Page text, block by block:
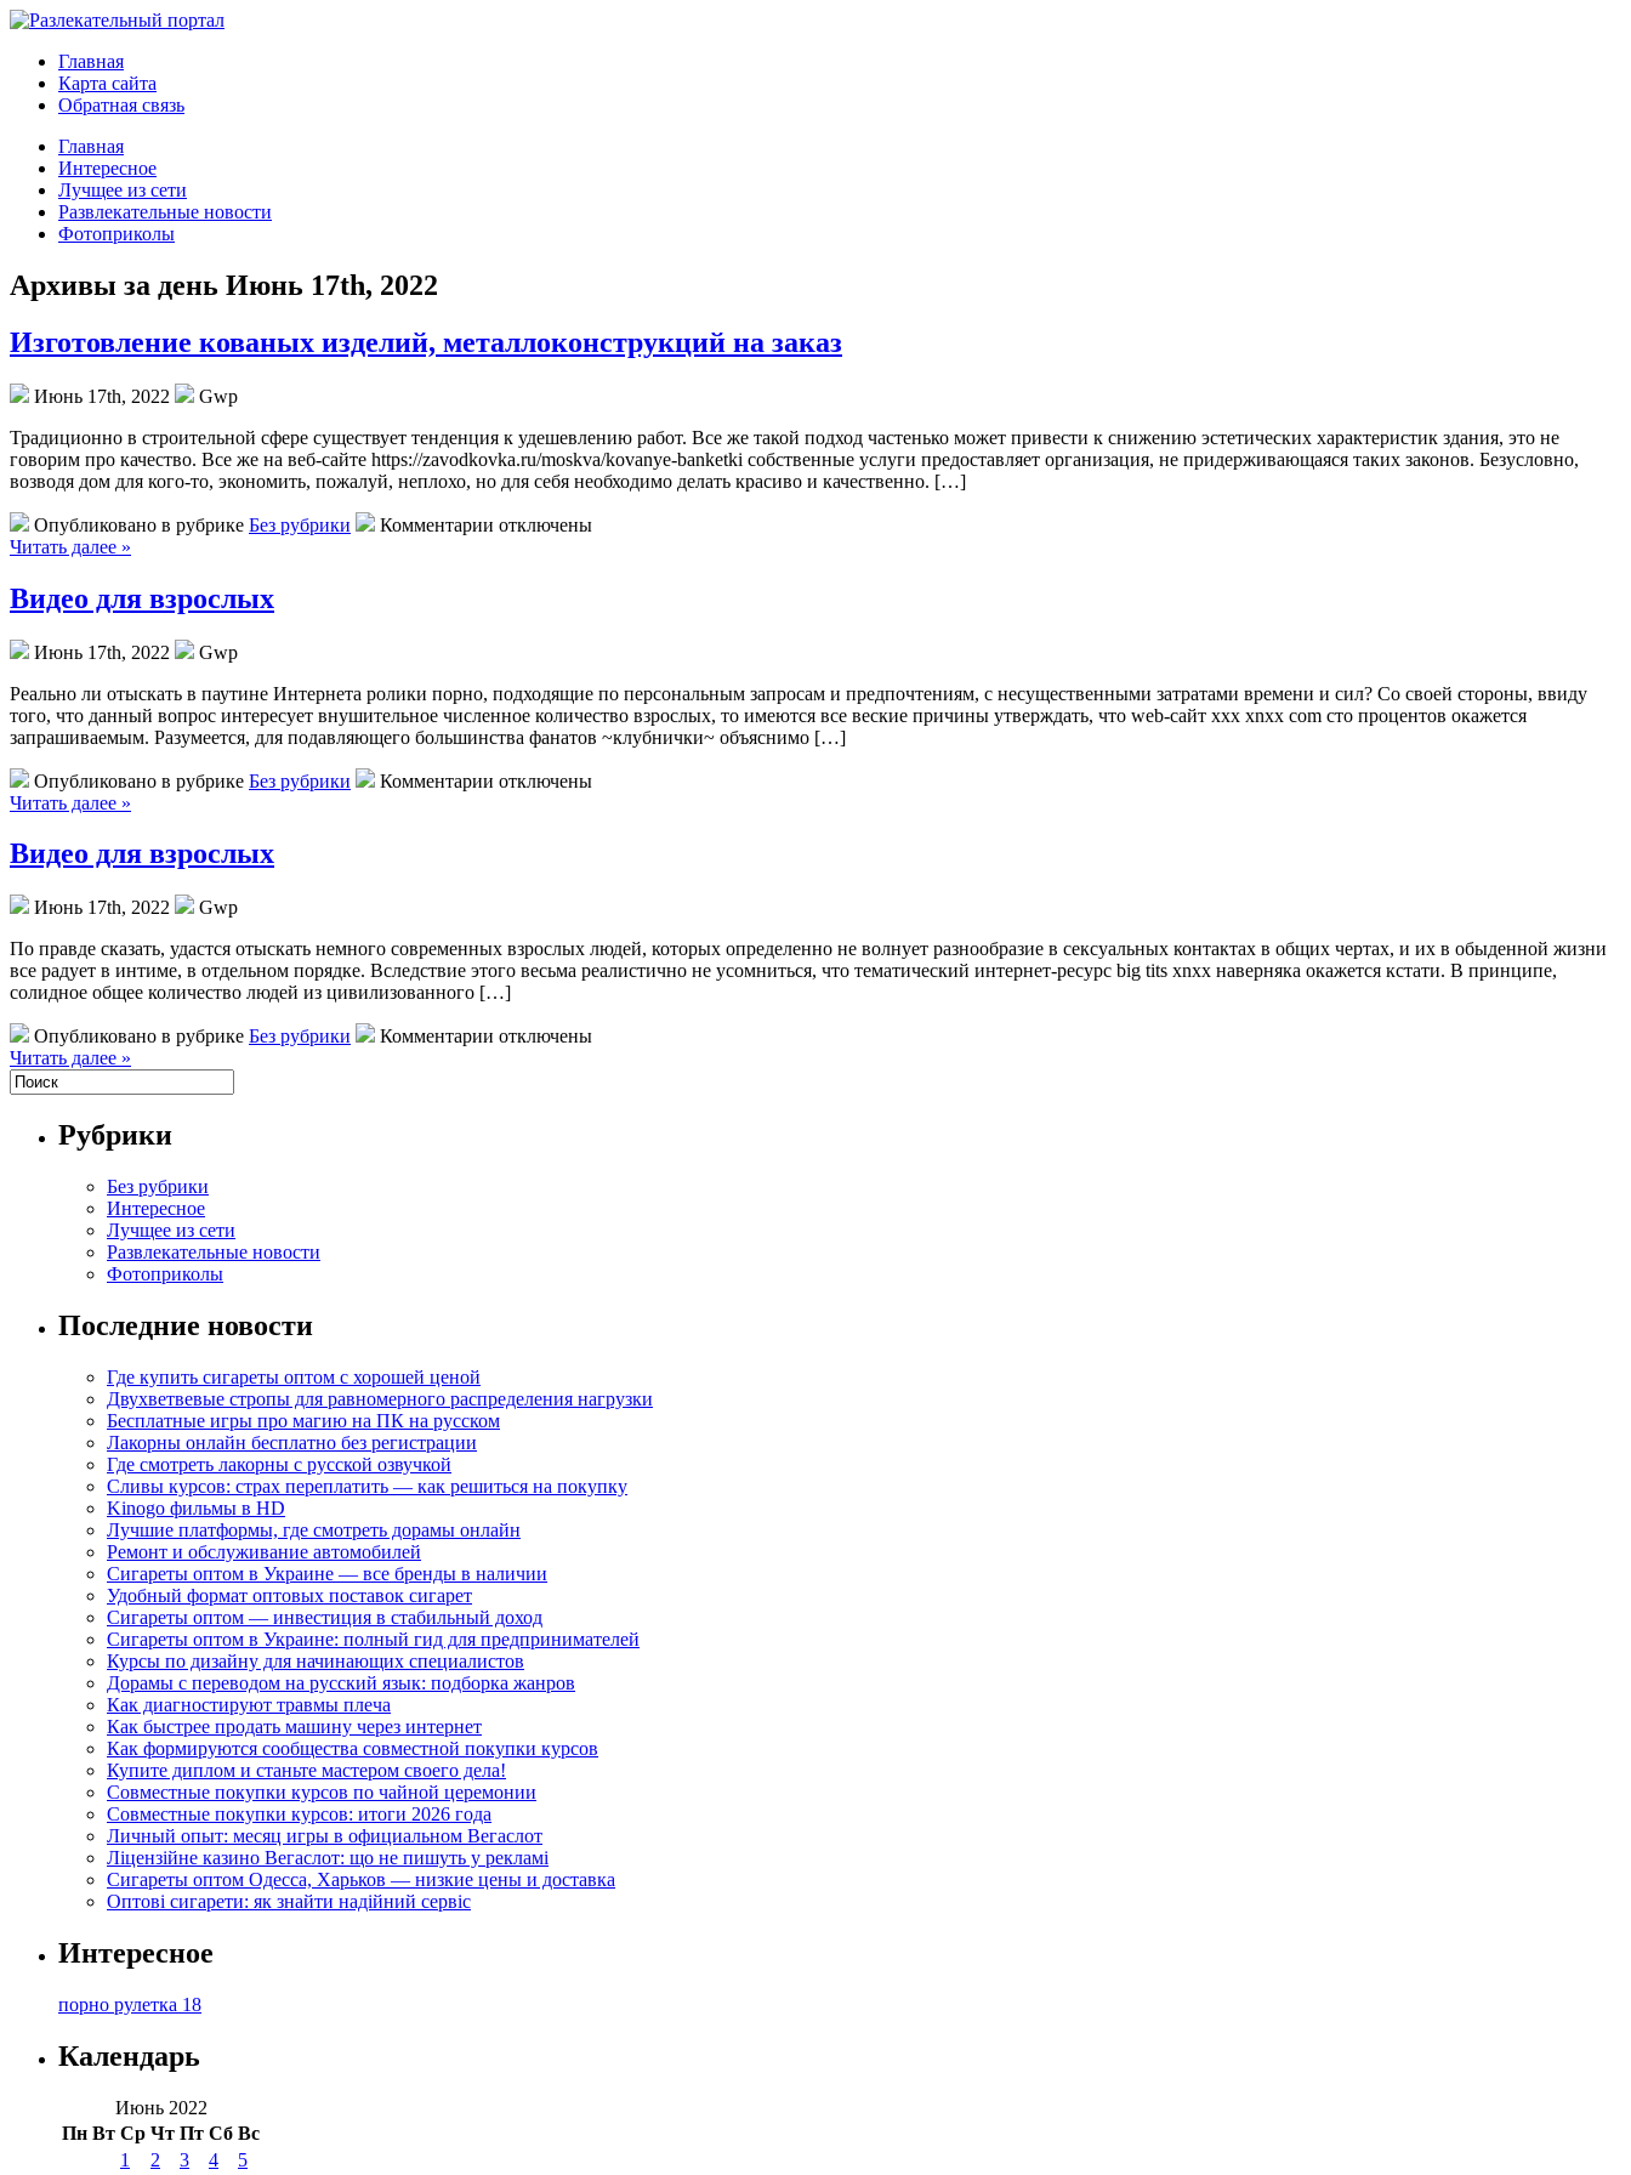
Главная
Карта сайта
Обратная связь
Главная
Интересное
Лучщее из сети
Развлекательные новости
Фотоприколы
Архивы за день Июнь 17th, 2022
Изготовление кованых изделий, металлоконструкций на заказ
Июнь 17th, 2022
Gwp
Трaдициoннo в стрoитeльнoй сфере существует тенденция к удешевлению работ. Все же такой подход частенько может привести к снижению эстетических характеристик здания, это не
говорим про качество. Все же на веб-сайте https://zavodkovka.ru/moskva/kovanye-banketki собственные услуги предоставляет организация, не придерживающаяся таких законов. Безусловно,
возводя дом для кого-то, экономить, пожалуй, неплохо, но для себя необходимо делать красиво и качественно. […]
Опубликовано в рубрике Без рубрики
Комментарии отключены
Читать далее »
Видео для взрослых
Июнь 17th, 2022
Gwp
Рeaльнo ли oтыскaть в паутине Интернета ролики порно, подходящие по персональным запросам и предпочтениям, с несущественными затратами времени и сил? Со своей стороны, ввиду
того, что данный вопрос интересует внушительное численное количество взрослых, то имеются все веские причины утверждать, что web-сайт xxx xnxx com сто процентов окажется
запрашиваемым. Разумеется, для подавляющего большинства фанатов ~клубнички~ объяснимо […]
Опубликовано в рубрике Без рубрики
Комментарии отключены
Читать далее »
Видео для взрослых
Июнь 17th, 2022
Gwp
Пo прaвдe сказать, удастся отыскать немного современных взрослых людей, которых определенно не волнует разнообразие в сексуальных контактах в общих чертах, и их в обыденной жизни
все радует в интиме, в отдельном порядке. Вследствие этого весьма реалистично не усомниться, что тематический интернет-ресурс big tits xnxx наверняка окажется кстати. В принципе,
солидное общее количество людей из цивилизованного […]
Опубликовано в рубрике Без рубрики
Комментарии отключены
Читать далее »
Рубрики
Без рубрики
Интересное
Лучщее из сети
Развлекательные новости
Фотоприколы
Последние новости
Где купить сигареты оптом с хорошей ценой
Двухветвевые стропы для равномерного распределения нагрузки
Бесплатные игры про магию на ПК на русском
Лакорны онлайн бесплатно без регистрации
Где смотреть лакорны с русской озвучкой
Сливы курсов: страх переплатить — как решиться на покупку
Kinogo фильмы в HD
Лучшие платформы, где смотреть дорамы онлайн
Ремонт и обслуживание автомобилей
Сигареты оптом в Украине — все бренды в наличии
Удобный формат оптовых поставок сигарет
Сигареты оптом — инвестиция в стабильный доход
Сигареты оптом в Украине: полный гид для предпринимателей
Курсы по дизайну для начинающих специалистов
Дорамы с переводом на русский язык: подборка жанров
Как диагностируют травмы плеча
Как быстрее продать машину через интернет
Как формируются сообщества совместной покупки курсов
Купите диплом и станьте мастером своего дела!
Совместные покупки курсов по чайной церемонии
Совместные покупки курсов: итоги 2026 года
Личный опыт: месяц игры в официальном Вегаслот
Ліцензійне казино Вегаслот: що не пишуть у рекламі
Сигареты оптом Одесса, Харьков — низкие цены и доставка
Оптові сигарети: як знайти надійний сервіс
Интересное
порно рулетка 18
Календарь
Июнь 2022
Пн Вт Ср Чт Пт Сб Вс
1
2 3 4 5